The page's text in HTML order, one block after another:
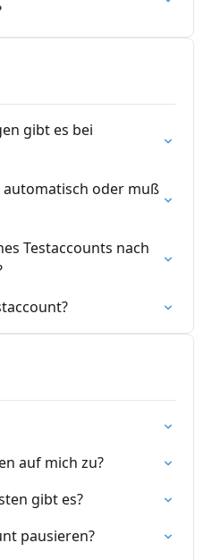
gibt es bei
automatisch oder muß
Testaccounts nach
auf mich zu?
gibt es?
pausieren?